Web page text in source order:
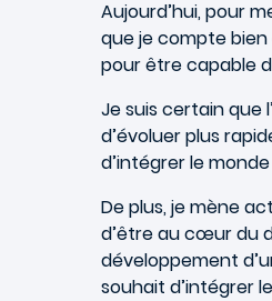
Aujourd’hui, pour
que je compte bien
pour être capable
Je suis certain que
d’évoluer plus
d’intégrer le
De plus, je mène
d’être au cœur du
développement
souhait d’intégrer